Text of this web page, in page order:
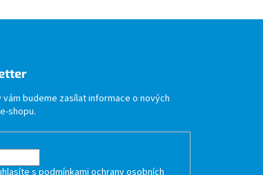
vám budeme zasílat informace o nových
shopu.